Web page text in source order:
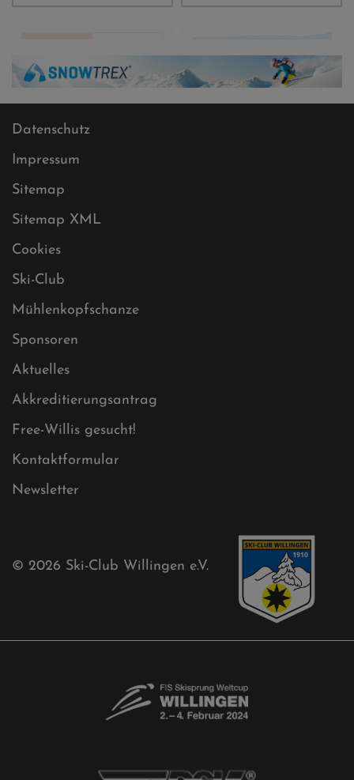
Datenschutz
Impressum
Sitemap
Sitemap XML
Cookies
Ski-Club
Mühlenkopfschanze
Kontaktformular